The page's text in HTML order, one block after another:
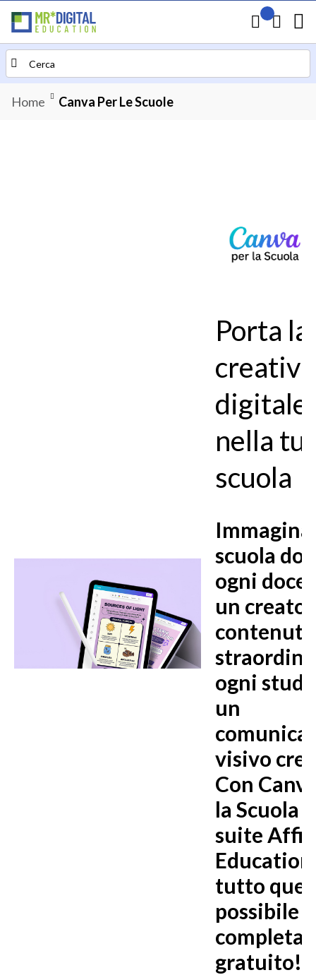
Carrello
Il mio
Search
Home Canva Per Le Scuole
Porta la
digitale
nella
scuola
scuola
ogni
un
contenuti
ogni
un
visivo
Con
la Scuola
suite
Education,
tutto
possibile e
gratuito!